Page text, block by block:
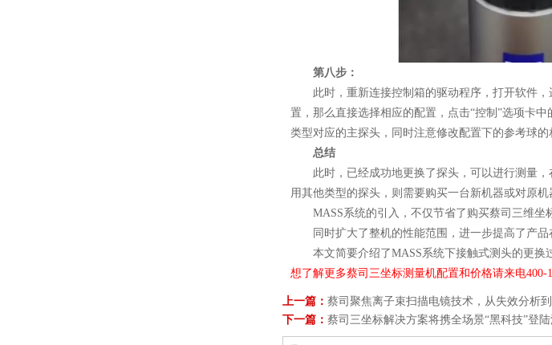
第八步：
此时，重新连接控制箱的驱动程序，打开软件，
置，那么直接选择相应的配置，点击“控制”选项卡
类型对应的主探头，同时注意修改配置下的参考球
总结
此时，已经成功地更换了探头，可以进行测量，
用其他类型的探头，则需要购买一台新机器或对原
MASS系统的引入，不仅节省了购买蔡司三维坐
同时扩大了整机的性能范围，进一步提高了产品
本文简要介绍了MASS系统下接触式测头的更换
想了解更多蔡司三坐标测量机配置和价格请来电400-
上一篇： 蔡司聚焦离子束扫描电镜技术，从失效分析
下一篇： 蔡司三坐标解决方案将携全场景“黑科技”登